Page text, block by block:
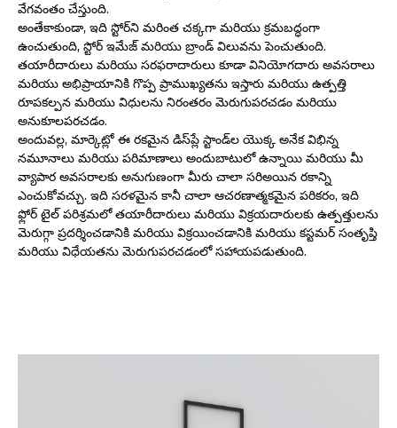
వేగవంతం చేస్తుంది.
అంతేకాకుండా, ఇది స్టోర్‌ని మరింత చక్కగా మరియు క్రమబద్ధంగా
ఉంచుతుంది, స్టోర్ ఇమేజ్ మరియు బ్రాండ్ విలువను పెంచుతుంది.
తయారీదారులు మరియు సరఫరాదారులు కూడా వినియోగదారు అవసరాలు
మరియు అభిప్రాయానికి గొప్ప ప్రాముఖ్యతను ఇస్తారు మరియు ఉత్పత్తి
రూపకల్పన మరియు విధులను నిరంతరం మెరుగుపరచడం మరియు
అనుకూలపరచడం.
అందువల్ల, మార్కెట్లో ఈ రకమైన డిస్‌ప్లే స్టాండ్‌ల యొక్క అనేక విభిన్న
నమూనాలు మరియు పరిమాణాలు అందుబాటులో ఉన్నాయి మరియు మీ
వ్యాపార అవసరాలకు అనుగుణంగా మీరు చాలా సరిఅయిన రకాన్ని
ఎంచుకోవచ్చు. ఇది సరళమైన కానీ చాలా ఆచరణాత్మకమైన పరికరం, ఇది
ఫ్లోర్ టైల్ పరిశ్రమలో తయారీదారులు మరియు విక్రయదారులకు ఉత్పత్తులను
మెరుగ్గా ప్రదర్శించడానికి మరియు విక్రయించడానికి మరియు కస్టమర్ సంతృప్తి
మరియు విధేయతను మెరుగుపరచడంలో సహాయపడుతుంది.